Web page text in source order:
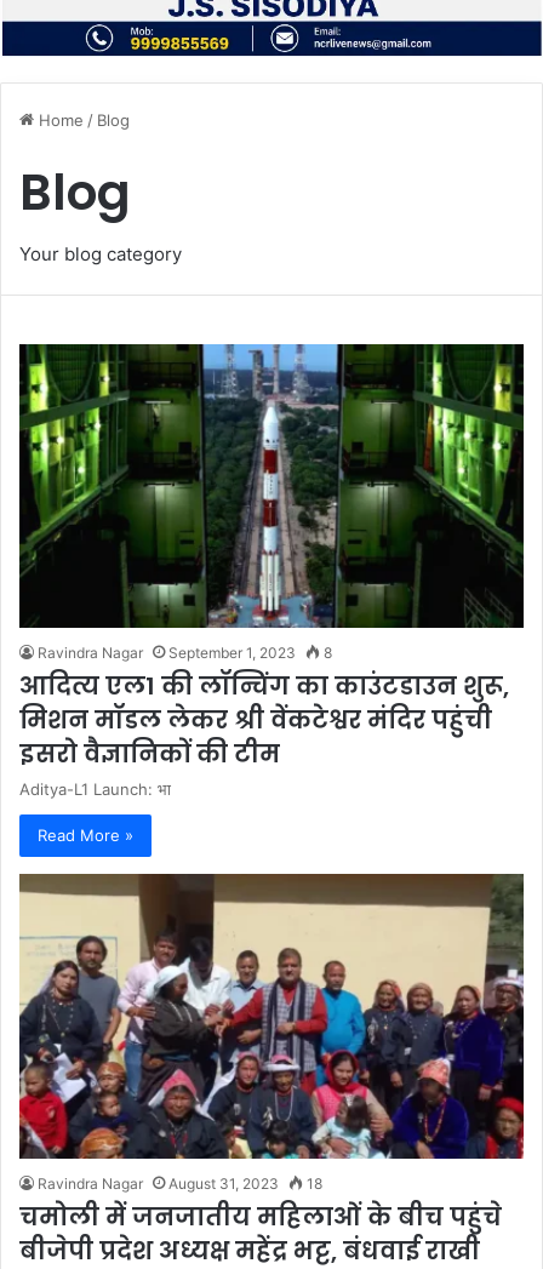
Home / Blog
Blog
Your blog category
Ravindra Nagar September 1, 2023 8
आदित्य एल1 की लॉन्चिंग का काउंटडाउन शुरू,
मिशन मॉडल लेकर श्री वेंकटेश्वर मंदिर पहुंची
इसरो वैज्ञानिकों की टीम
Aditya-L1 Launch: भा
Read More »
Ravindra Nagar August 31, 2023 18
चमोली में जनजातीय महिलाओं के बीच पहुंचे
बीजेपी प्रदेश अध्यक्ष महेंद्र भट्ट, बंधवाई राखी